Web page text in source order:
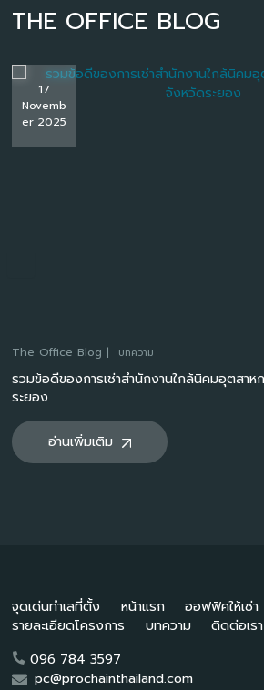
THE OFFICE BLOG
17
Novemb
er 2025
The Office Blog | บทความ
รวมข้อดีของการเช่าสำนักงานใกล้นิคมอุตสา
ระยอง
อ่านเพิ่มเติม
จุดเด่นทำเลที่ตั้ง หน้าแรก
ออฟฟิศให้เช่า
รายละเอียดโครงการ
บทความ
ติดต่อเรา
096 784 3597
pc@prochainthailand.com